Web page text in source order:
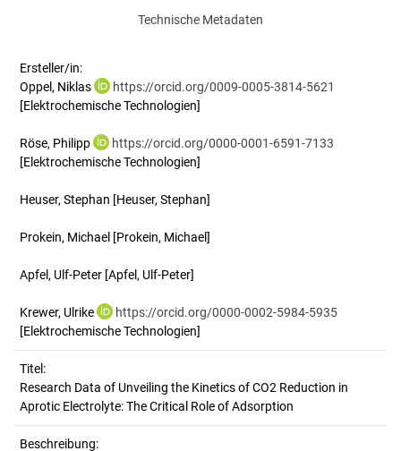
Technische Metadaten
Ersteller/in:
Oppel, Niklas
https://orcid.org/0009-0005-3814-5621
[Elektrochemische Technologien]
Röse, Philipp
https://orcid.org/0000-0001-6591-7133
[Elektrochemische Technologien]
Heuser, Stephan [Heuser, Stephan]
Prokein, Michael [Prokein, Michael]
Apfel, Ulf-Peter [Apfel, Ulf-Peter]
Krewer, Ulrike
https://orcid.org/0000-0002-5984-5935
[Elektrochemische Technologien]
Titel:
Research Data of Unveiling the Kinetics of CO2 Reduction in
Aprotic Electrolyte: The Critical Role of Adsorption
Beschreibung: